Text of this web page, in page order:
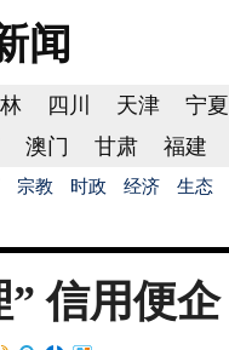
闻
四川 天津 宁夏
澳门 甘肃 福建
宗教 时政 经济 生态
信用便企